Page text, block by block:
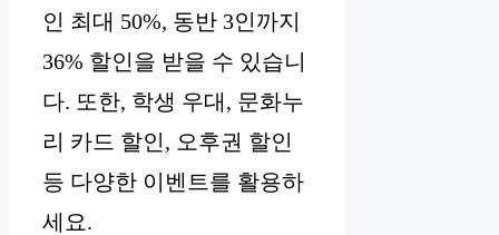
인 최대 50%, 동반 3인까지
36% 할인을 받을 수 있습니
다. 또한, 학생 우대, 문화누
리 카드 할인, 오후권 할인
등 다양한 이벤트를 활용하
세요.